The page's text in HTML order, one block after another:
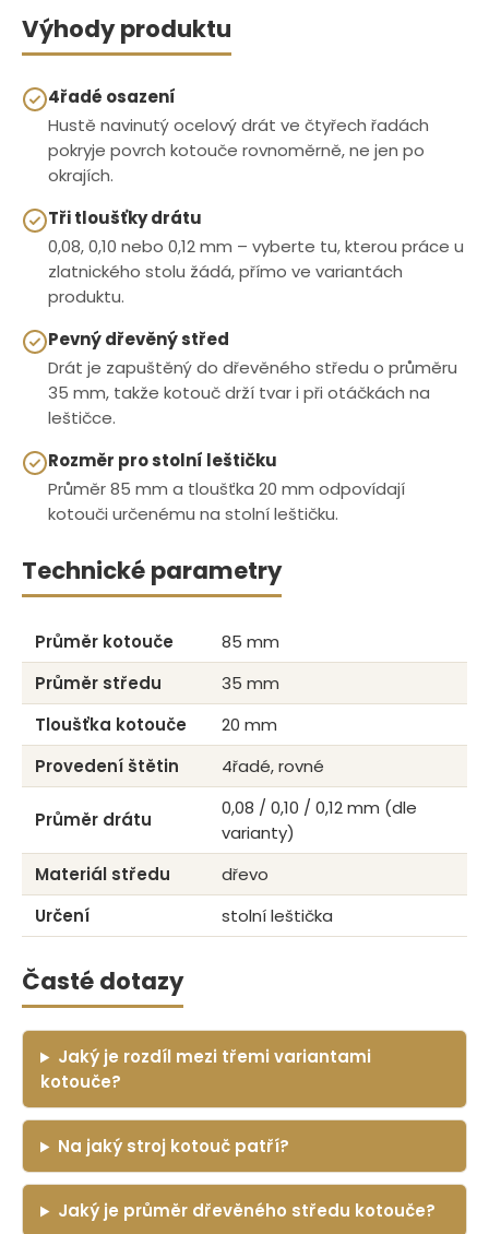
Výhody produktu
4řadé osazení
Hustě navinutý ocelový drát ve čtyřech řadách
pokryje povrch kotouče rovnoměrně, ne jen po
okrajích.
Tři tloušťky drátu
0,08, 0,10 nebo 0,12 mm – vyberte tu, kterou práce u
zlatnického stolu žádá, přímo ve variantách
produktu.
Pevný dřevěný střed
Drát je zapuštěný do dřevěného středu o průměru
35 mm, takže kotouč drží tvar i při otáčkách na
leštičce.
Rozměr pro stolní leštičku
Průměr 85 mm a tloušťka 20 mm odpovídají
kotouči určenému na stolní leštičku.
Technické parametry
Průměr kotouče
85 mm
Průměr středu
35 mm
Tloušťka kotouče
20 mm
Provedení štětin
4řadé, rovné
Průměr drátu
0,08 / 0,10 / 0,12 mm (dle
varianty)
Materiál středu
dřevo
Určení
stolní leštička
Časté dotazy
Jaký je rozdíl mezi třemi variantami
kotouče?
Na jaký stroj kotouč patří?
Jaký je průměr dřevěného středu kotouče?